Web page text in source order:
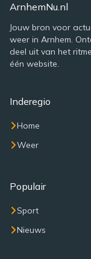
ArnhemNu.nl
Jouw bron voor
weer in Arnhem.
deel uit van het
één website.
Inderegio
Home
Weer
Populair
Sport
Nieuws